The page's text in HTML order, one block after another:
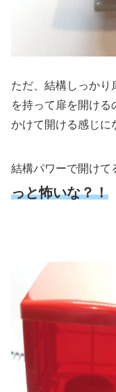
ただ、結構しっかり
を持って扉を開ける
かけて開ける感じに
結構パワーで開けて
っと怖いな？！